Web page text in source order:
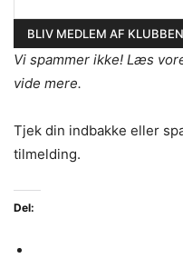
Vi spammer ikke! Læs
vide mere.
Tjek din indbakke eller
tilmelding.
Del: